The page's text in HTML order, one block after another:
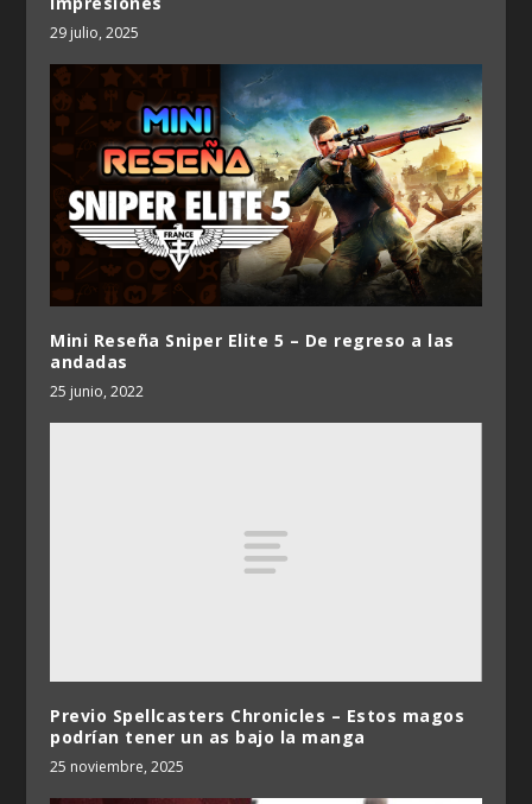
29 julio, 2025
Mini Reseña Sniper Elite 5 – De regreso a las
andadas
25 junio, 2022
Previo Spellcasters Chronicles – Estos magos
podrían tener un as bajo la manga
25 noviembre, 2025